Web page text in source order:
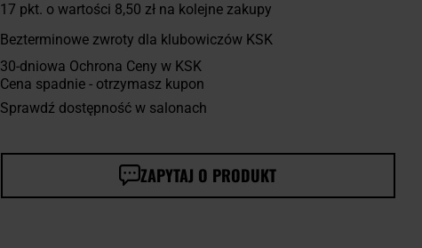
17 pkt. o wartości 8,50 złna kolejne zakupy
Bezterminowe zwroty dla klubowiczów KSK
30-dniowa Ochrona Ceny w KSK
Cena spadnie - otrzymasz kupon
Sprawdź dostępność w salonach
ZAPYTAJ O PRODUKT